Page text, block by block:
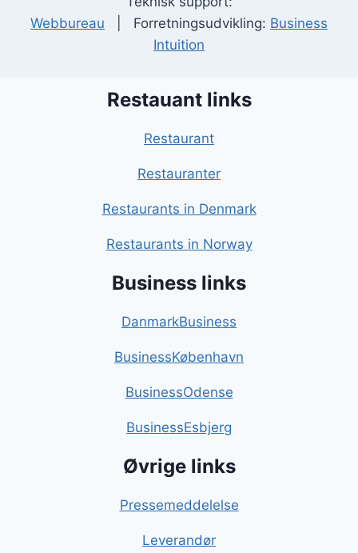
Webbureau | Forretningsudvikling: Business
Intuition
Restauant links
Restaurant
Restauranter
Restaurants in Denmark
Restaurants in Norway
Business links
DanmarkBusiness
BusinessKøbenhavn
BusinessOdense
BusinessEsbjerg
Øvrige links
Pressemeddelelse
Leverandør